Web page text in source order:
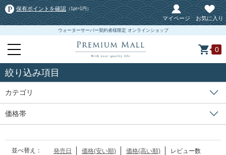
保有ポイントを確認 （1pt=1円）
マイページ お気に入り
ウォーターサーバー契約者様限定 オンラインショップ
0
絞り込み項目
カテゴリ
価格帯
並べ替え： 発売日 価格(安い順) 価格(高い順) レビュー数